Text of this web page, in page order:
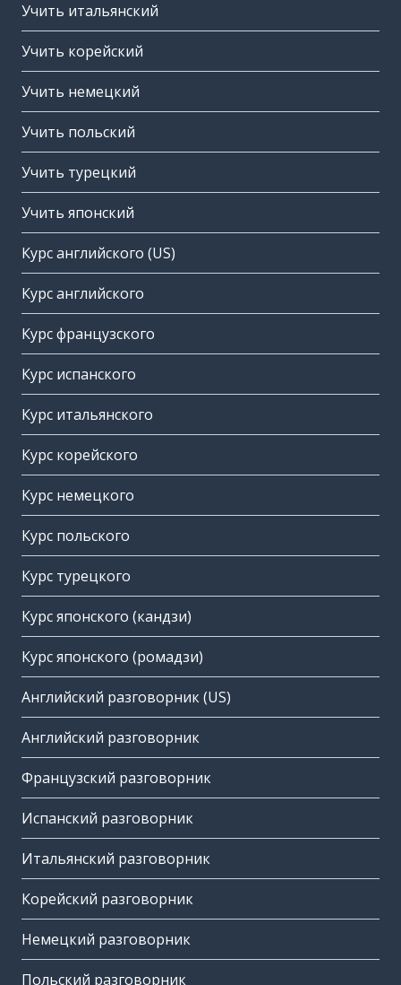
Учить итальянский
Учить корейский
Учить немецкий
Учить польский
Учить турецкий
Учить японский
Курс английского (US)
Курс английского
Курс французского
Курс испанского
Курс итальянского
Курс корейского
Курс немецкого
Курс польского
Курс турецкого
Курс японского (кандзи)
Курс японского (ромадзи)
Английский разговорник (US)
Английский разговорник
Французский разговорник
Испанский разговорник
Итальянский разговорник
Корейский разговорник
Немецкий разговорник
Польский разговорник